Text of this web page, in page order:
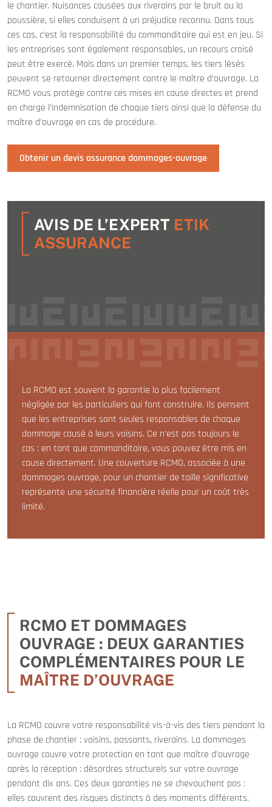
le chantier. Nuisances causées aux riverains par le bruit ou la
poussière, si elles conduisent à un préjudice reconnu. Dans tous
ces cas, c’est la responsabilité du commanditaire qui est en jeu. Si
les entreprises sont également responsables, un recours croisé
peut être exercé. Mais dans un premier temps, les tiers lésés
peuvent se retourner directement contre le maître d’ouvrage. La
RCMO vous protège contre ces mises en cause directes et prend
en charge l’indemnisation de chaque tiers ainsi que la défense du
maître d’ouvrage en cas de procédure.
Obtenir un devis assurance dommages-ouvrage
AVIS DE L’EXPERT ETIK
ASSURANCE
La RCMO est souvent la garantie la plus facilement
négligée par les particuliers qui font construire. Ils pensent
que les entreprises sont seules responsables de chaque
dommage causé à leurs voisins. Ce n’est pas toujours le
cas : en tant que commanditaire, vous pouvez être mis en
cause directement. Une couverture RCMO, associée à une
dommages ouvrage, pour un chantier de taille significative
représente une sécurité financière réelle pour un coût très
limité.
RCMO ET DOMMAGES
OUVRAGE : DEUX GARANTIES
COMPLÉMENTAIRES POUR LE
MAÎTRE D’OUVRAGE
La RCMO couvre votre responsabilité vis-à-vis des tiers pendant la
phase de chantier : voisins, passants, riverains. La dommages
ouvrage couvre votre protection en tant que maître d’ouvrage
après la réception : désordres structurels sur votre ouvrage
pendant dix ans. Ces deux garanties ne se chevauchent pas :
elles couvrent des risques distincts à des moments différents.